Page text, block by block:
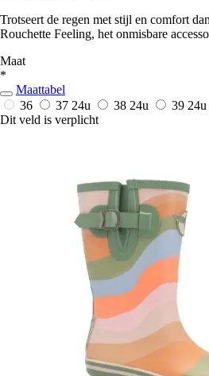
Trotseert de regen met stijl en comfort
Rouchette Feeling, het onmisbare
Maat
*
Maattabel
36
37 24u 38 24u 39 24u
Dit veld is verplicht